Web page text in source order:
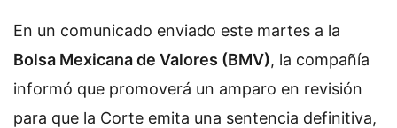
En un comunicado enviado este martes a la
Bolsa Mexicana de Valores (BMV), la compañía
informó que promoverá un amparo en revisión
para que la Corte emita una sentencia definitiva,